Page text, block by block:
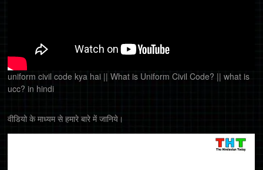
uniform civil code kya hai || What is Uniform Civil Code? || what is
ucc? in hindi
वीडियो के माध्यम से हमारे बारे में जानिये।